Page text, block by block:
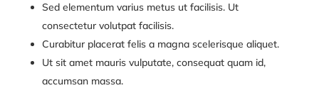
Sed elementum varius metus ut facilisis. Ut
consectetur volutpat facilisis.
Curabitur placerat felis a magna scelerisque aliquet.
Ut sit amet mauris vulputate, consequat quam id,
accumsan massa.